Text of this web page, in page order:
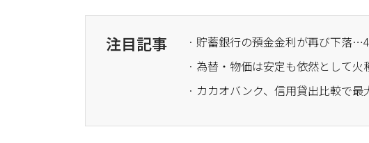
注目記事
· 貯蓄銀行の預金金利が再び下落
· カカオバンク、信用貸出比較で